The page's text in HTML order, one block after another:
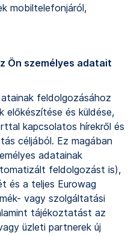
mobiltelefonjáról,
Ön személyes adatait
feldolgozásához
előkészítése és küldése,
kapcsolatos hírekről és
céljából. Ez magában
adatainak
feldolgozást is),
és a teljes Eurowag
vagy szolgáltatási
tájékoztatást az
üzleti partnerek új